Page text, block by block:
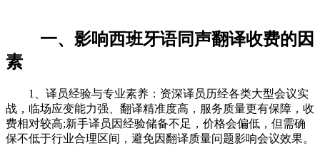
一、影响西班牙语同声翻译收费的因
素
1、译员经验与专业素养：资深译员历经各类大型会议实
战，临场应变能力强、翻译精准度高，服务质量更有保障，收
费相对较高;新手译员因经验储备不足，价格会偏低，但需确
保不低于行业合理区间，避免因翻译质量问题影响会议效果。